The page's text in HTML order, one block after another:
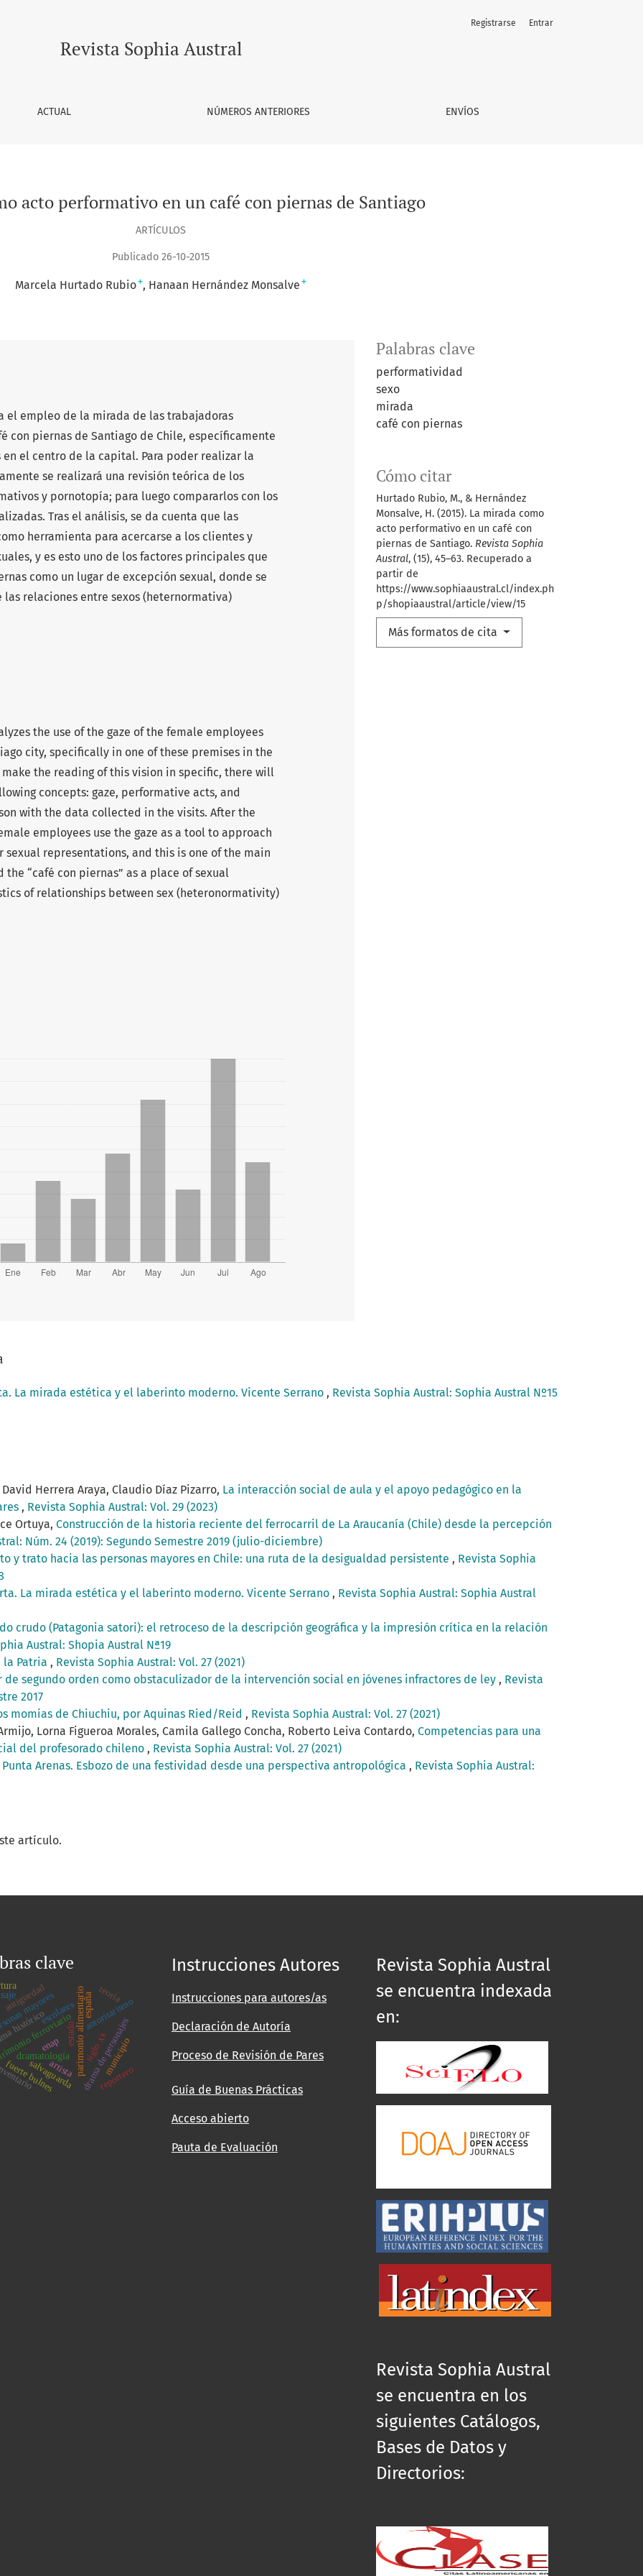
piernas de Santiago
Revista Sophia Austral
ACTUAL NÚMEROS ANTERIORES ENVÍOS
Registrarse Entrar
acto performativo en un café con piernas de Santiago
ARTÍCULOS
Publicado 26-10-2015
Marcela Hurtado Rubio+ Hanaan Hernández Monsalve +
Palabras clave
performatividad
sexo
mirada
café con piernas
Cómo citar
Hurtado Rubio, M., & Hernández
Monsalve, H. (2015). La mirada como
acto performativo en un café con
piernas de Santiago. Revista Sophia
Austral, (15), 45–63. Recuperado a
partir de
https://www.sophiaaustral.cl/index.ph
p/shopiaaustral/article/view/15
Más formatos de cita
el empleo de la mirada de las trabajadoras
con piernas de Santiago de Chile, específicamente
el centro de la capital. Para poder realizar la
se realizará una revisión teórica de los
y pornotopía; para luego compararlos con los
Tras el análisis, se da cuenta que las
herramienta para acercarse a los clientes y
y es esto uno de los factores principales que
como un lugar de excepción sexual, donde se
relaciones entre sexos (heternormativa)
the use of the gaze of the female employees
city, specifically in one of these premises in the
the reading of this vision in specific, there will
concepts: gaze, performative acts, and
with the data collected in the visits. After the
employees use the gaze as a tool to approach
representations, and this is one of the main
“café con piernas” as a place of sexual
of relationships between sex (heteronormativity)
La mirada estética y el laberinto moderno. Vicente Serrano , Revista Sophia Austral: Sophia Austral Nº15
Herrera Araya, Claudio Díaz Pizarro, La interacción social de aula y el apoyo pedagógico en la
, Revista Sophia Austral: Vol. 29 (2023)
Ortuya, Construcción de la historia reciente del ferrocarril de La Araucanía (Chile) desde la percepción
Núm. 24 (2019): Segundo Semestre 2019 (julio-diciembre)
y trato hacia las personas mayores en Chile: una ruta de la desigualdad persistente , Revista Sophia
La mirada estética y el laberinto moderno. Vicente Serrano , Revista Sophia Austral: Sophia Austral
crudo (Patagonia satori): el retroceso de la descripción geográfica y la impresión crítica en la relación
Austral: Shopia Austral Nª19
la Patria , Revista Sophia Austral: Vol. 27 (2021)
de segundo orden como obstaculizador de la intervención social en jóvenes infractores de ley , Revista
2017
momias de Chiuchiu, por Aquinas Ried/Reid , Revista Sophia Austral: Vol. 27 (2021)
Lorna Figueroa Morales, Camila Gallego Concha, Roberto Leiva Contardo, Competencias para una
del profesorado chileno , Revista Sophia Austral: Vol. 27 (2021)
Arenas. Esbozo de una festividad desde una perspectiva antropológica , Revista Sophia Austral:
artículo.
clave
escolaresparimonio alimentario
ferroviario
dramatología drama de personajes
histórico
fuerte bulnes
mayores
salvaguarda
antiguedad
estado
autoritarismo
siglo xx
españa
enap
reportero
teoría
municipio
artista
Instrucciones Autores
Instrucciones para autores/as
Declaración de Autoría
Proceso de Revisión de Pares
Guía de Buenas Prácticas
Acceso abierto
Pauta de Evaluación
Revista Sophia Austral
se encuentra indexada
en:
Revista Sophia Austral
se encuentra en los
siguientes Catálogos,
Bases de Datos y
Directorios: